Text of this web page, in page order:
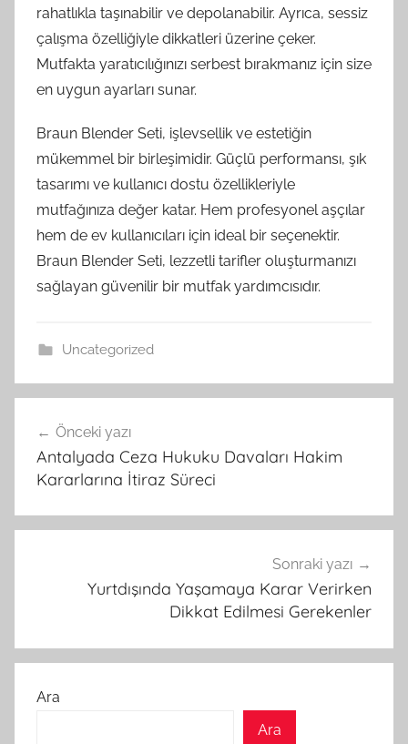
rahatlıkla taşınabilir ve depolanabilir. Ayrıca, sessiz
çalışma özelliğiyle dikkatleri üzerine çeker.
Mutfakta yaratıcılığınızı serbest bırakmanız için size
en uygun ayarları sunar.
Braun Blender Seti, işlevsellik ve estetiğin
mükemmel bir birleşimidir. Güçlü performansı, şık
tasarımı ve kullanıcı dostu özellikleriyle
mutfağınıza değer katar. Hem profesyonel aşçılar
hem de ev kullanıcıları için ideal bir seçenektir.
Braun Blender Seti, lezzetli tarifler oluşturmanızı
sağlayan güvenilir bir mutfak yardımcısıdır.
Uncategorized
gezinmesi
Önceki yazı
Antalyada Ceza Hukuku Davaları Hakim
Kararlarına İtiraz Süreci
Sonraki yazı
Yurtdışında Yaşamaya Karar Verirken
Dikkat Edilmesi Gerekenler
Ara
Ara